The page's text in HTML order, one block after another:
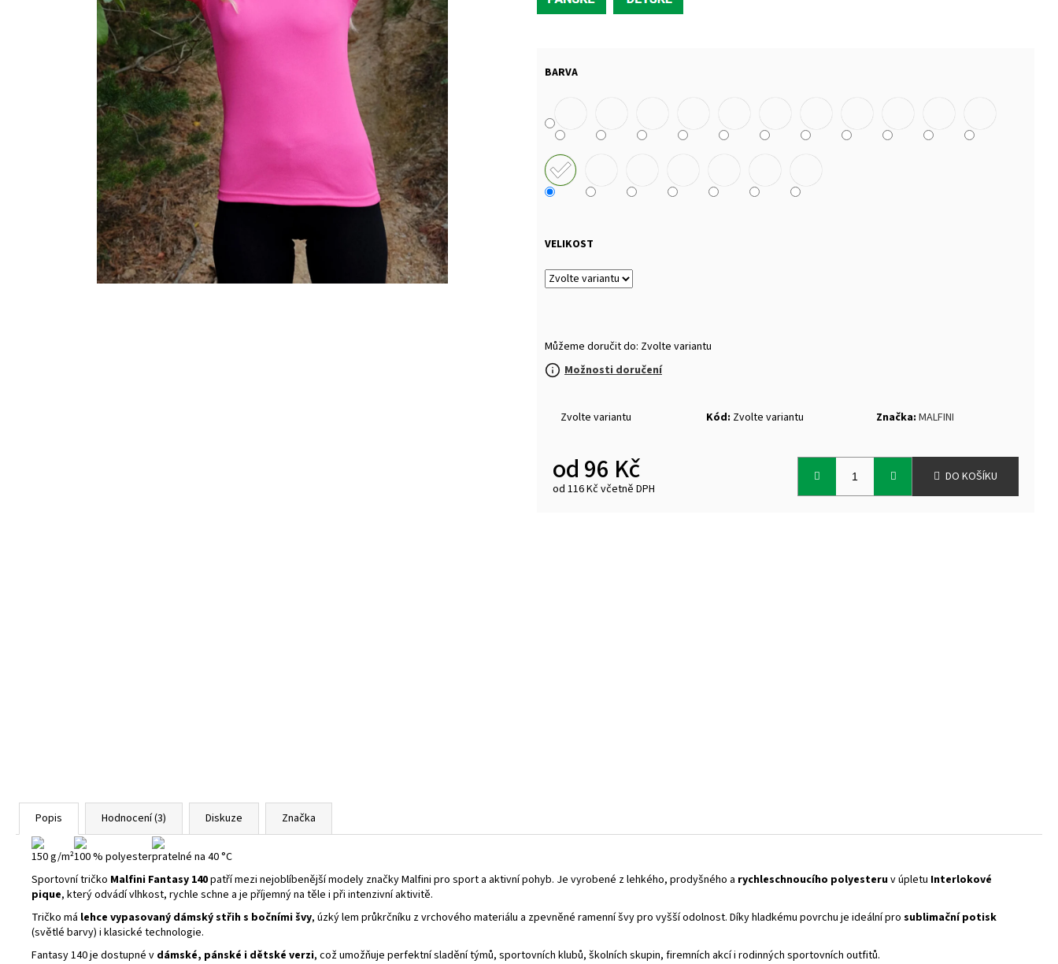
BARVA
VELIKOST
Můžeme doručit do: Zvolte variantu
Možnosti doručení
Zvolte variantu Kód: Zvolte variantu Značka: MALFINI
od96 Kč
od 116 Kčvčetně DPH
DO KOŠÍKU
Popis Hodnocení (3) Diskuze Značka
150 g/m²100 % polyesterpratelné na 40 °C
Sportovní tričko Malfini Fantasy 140patří mezi nejoblíbenější modely značky Malfini pro sport a aktivní pohyb. Je vyrobené z lehkého, prodyšného a rychleschnoucího polyesteruv úpletu Interlokové
pique, který odvádí vlhkost, rychle schne a je příjemný na těle i při intenzivní aktivitě.
Tričko má lehce vypasovaný dámský střih s bočními švy, úzký lem průkrčníku z vrchového materiálu a zpevněné ramenní švy pro vyšší odolnost. Díky hladkému povrchu je ideální pro sublimační potisk
(světlé barvy) i klasické technologie.
Fantasy 140 je dostupné v dámské, pánské i dětské verzi, což umožňuje perfektní sladění týmů, sportovních klubů, školních skupin, firemních akcí i rodinných sportovních outfitů.
VOLNÝ STŘIH
106 Kč
160 G, 100% BAVLNA, SILIKONOVÁ ÚPRAVA
92 Kč